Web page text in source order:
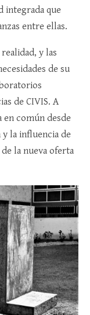
integrada que
entre ellas.
y las
de su
de CIVIS. A
común desde
y la influencia de
la nueva oferta